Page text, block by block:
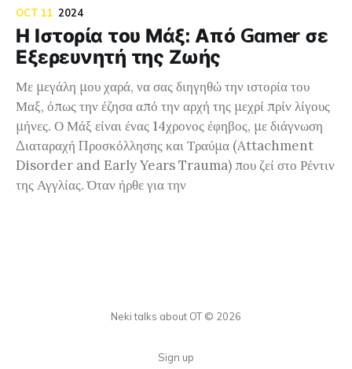
OCT 11 2024
Η Ιστορία του Μάξ: Από Gamer σε
Εξερευνητή της Ζωής
Με μεγάλη μου χαρά, να σας διηγηθώ την ιστορία του
Μαξ, όπως την έζησα από την αρχή της μεχρί πρίν λίγους
μήνες. Ο Μάξ είναι ένας 14χρονος έφηβος, με διάγνωση
Διαταραχή Προσκόλλησης και Τραύμα (Attachment
Disorder and Early Years Trauma) που ζεί στο Ρέντιν
της Αγγλίας. Όταν ήρθε για την
Neki talks about OT © 2026
Sign up